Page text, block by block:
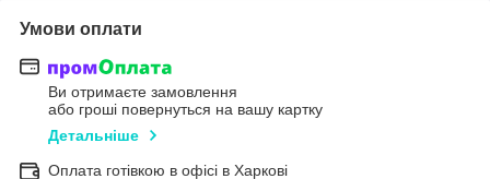
Умови оплати
Ви отримаєте замовлення
або гроші повернуться на вашу картку
Детальніше
Оплата готівкою в офісі в Харкові